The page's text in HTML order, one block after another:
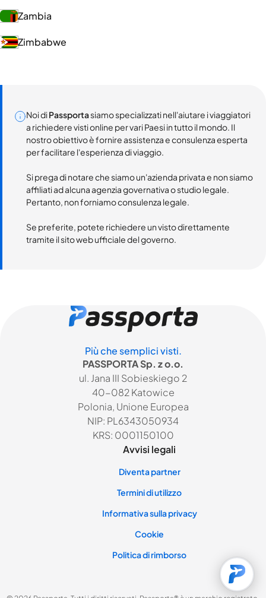
Zambia
Zimbabwe
Noi diPassportasiamo specializzati nell'aiutare i viaggiatori
a richiedere visti online per vari Paesi in tutto il mondo. Il
nostro obiettivo è fornire assistenza e consulenza esperta
per facilitare l'esperienza di viaggio.
Si prega di notare che siamo un'azienda privata e non siamo
affiliati ad alcuna agenzia governativa o studio legale.
Pertanto, non forniamo consulenza legale.
Se preferite, potete richiedere un visto direttamente
tramite il sito web ufficiale del governo.
Più che semplici visti.
PASSPORTA Sp. z o.o.
ul. Jana III Sobieskiego 2
40-082 Katowice
Polonia, Unione Europea
NIP: PL6343050934
KRS: 0001150100
Avvisi legali
Diventa partner
Termini di utilizzo
Informativa sulla privacy
Cookie
Politica di rimborso